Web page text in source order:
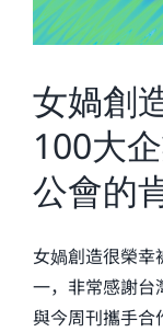
女媧創
100大
公會的
女媧創造很榮
一，非常感謝台
與今周刊攜手合